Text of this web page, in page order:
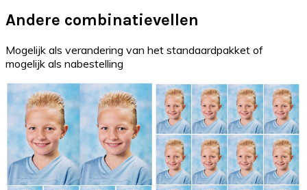
Andere combinatievellen
Mogelijk als verandering van het standaardpakket of
mogelijk als nabestelling